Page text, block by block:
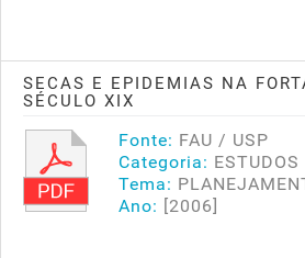
SECAS E EPIDEMIAS NA
SÉCULO XIX
Fonte: FAU / USP
Categoria: ESTUDOS
Tema:
Ano: [2006]